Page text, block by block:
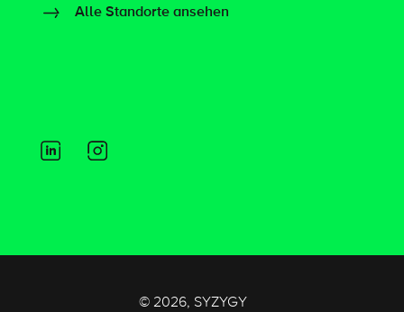
Alle Standorte ansehen
© 2026, SYZYGY